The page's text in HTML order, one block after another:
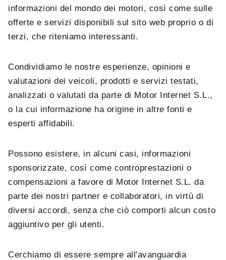
informazioni del mondo dei motori, così come sulle
offerte e servizi disponibili sul sito web proprio o di
terzi, che riteniamo interessanti.
Condividiamo le nostre esperienze, opinioni e
valutazioni dei veicoli, prodotti e servizi testati,
analizzati o valutati da parte di Motor Internet S.L.,
o la cui informazione ha origine in altre fonti e
esperti affidabili.
Possono esistere, in alcuni casi, informazioni
sponsorizzate, così come controprestazioni o
compensazioni a favore di Motor Internet S.L. da
parte dei nostri partner e collaboratori, in virtù di
diversi accordi, senza che ciò comporti alcun costo
aggiuntivo per gli utenti.
Cerchiamo di essere sempre all'avanguardia